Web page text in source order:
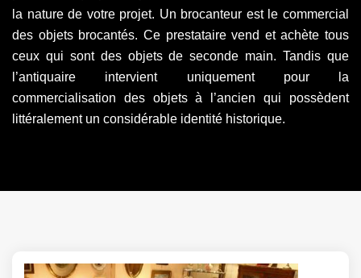
la nature de votre projet. Un brocanteur est le commercial
des objets brocantés. Ce prestataire vend et achète tous
ceux qui sont des objets de seconde main. Tandis que
l’antiquaire intervient uniquement pour la
commercialisation des objets à l’ancien qui possèdent
littéralement un considérable identité historique.